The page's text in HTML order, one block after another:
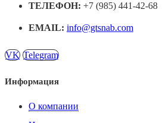
ТЕЛЕФОН: +7 (985) 441-42-68
EMAIL: info@gtsnab.com
VK Telegram
Информация
О компании